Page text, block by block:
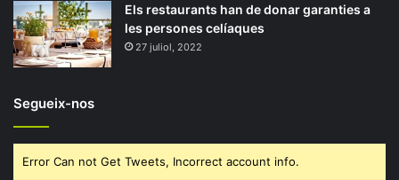
Els restaurants han de donar garanties a
les persones celíaques
27 juliol, 2022
Segueix-nos
Error Can not Get Tweets, Incorrect account info.